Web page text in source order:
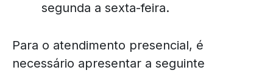
segunda a sexta-feira.
Para o atendimento presencial, é
necessário apresentar a seguinte